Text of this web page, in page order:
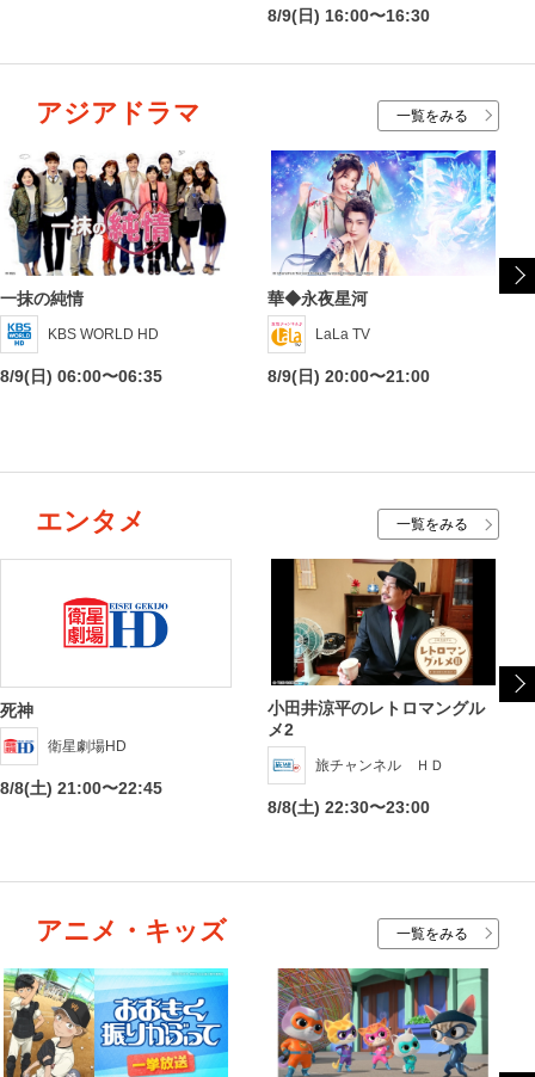
8/9(日) 16:00〜16:30
アジアドラマ 一覧をみる
一抹の純情
KBS WORLD HD
8/9(日) 06:00〜06:35
華◆永夜星河
LaLa TV
8/9(日) 20:00〜21:00
エンタメ 一覧をみる
死神
衛星劇場HD
8/8(土) 21:00〜22:45
小田井涼平のレトロマングル
メ2
旅チャンネル ＨＤ
8/8(土) 22:30〜23:00
アニメ・キッズ 一覧をみる